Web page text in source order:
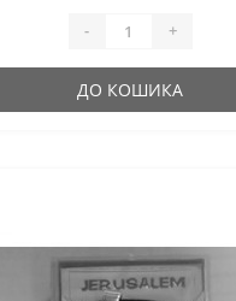
- +
ДО КОШИКА